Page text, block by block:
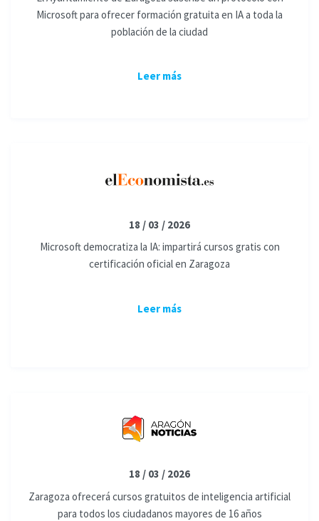
Microsoft para ofrecer formación gratuita en IA a toda la
población de la ciudad
Leer más
18 / 03 / 2026
Microsoft democratiza la IA: impartirá cursos gratis con
certificación oficial en Zaragoza
Leer más
18 / 03 / 2026
Zaragoza ofrecerá cursos gratuitos de inteligencia artificial
para todos los ciudadanos mayores de 16 años